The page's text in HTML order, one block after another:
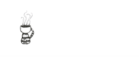
Aller